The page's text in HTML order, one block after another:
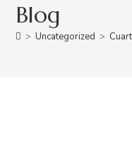
Blog
> Uncategorized >